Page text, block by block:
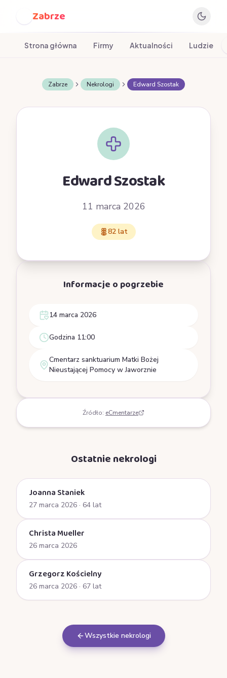
Zabrze
Strona główna Firmy Aktualności Ludzie
Zabrze Nekrologi Edward Szostak
Edward Szostak
11 marca 2026
82 lat
Informacje o pogrzebie
14 marca 2026
Godzina 11:00
Cmentarz sanktuarium Matki Bożej
Nieustającej Pomocy w Jaworznie
Źródło: eCmentarze
Ostatnie nekrologi
Joanna Staniek
27 marca 2026 · 64 lat
Christa Mueller
26 marca 2026
Grzegorz Kościelny
26 marca 2026 · 67 lat
Wszystkie nekrologi